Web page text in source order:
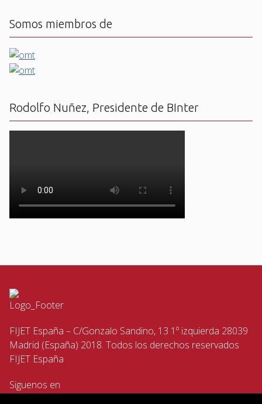
Somos miembros de
Rodolfo Nuñez, Presidente de BInter
FIJET España – C/Gonzalo Sandino, 13 1º izquierda 28039
Madrid (España) 2018. Todos los derechos reservados
FIJET España
Siguenos en